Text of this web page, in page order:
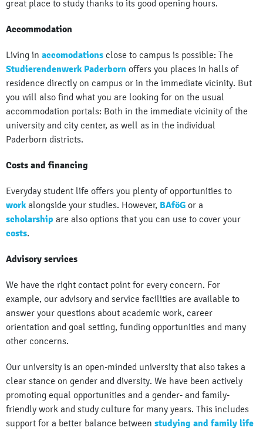
great place to study thanks to its good opening hours.
Accommodation
Living in accomodations close to campus is possible: The
Studierendenwerk Paderborn offers you places in halls of
residence directly on campus or in the immediate vicinity. But
you will also find what you are looking for on the usual
accommodation portals: Both in the immediate vicinity of the
university and city center, as well as in the individual
Paderborn districts.
Costs and financing
Everyday student life offers you plenty of opportunities to
work alongside your studies. However, BAföG or a
scholarship are also options that you can use to cover your
costs.
Advisory services
We have the right contact point for every concern. For
example, our advisory and service facilities are available to
answer your questions about academic work, career
orientation and goal setting, funding opportunities and many
other concerns.
Our university is an open-minded university that also takes a
clear stance on gender and diversity. We have been actively
promoting equal opportunities and a gender- and family-
friendly work and study culture for many years. This includes
support for a better balance between studying and family life